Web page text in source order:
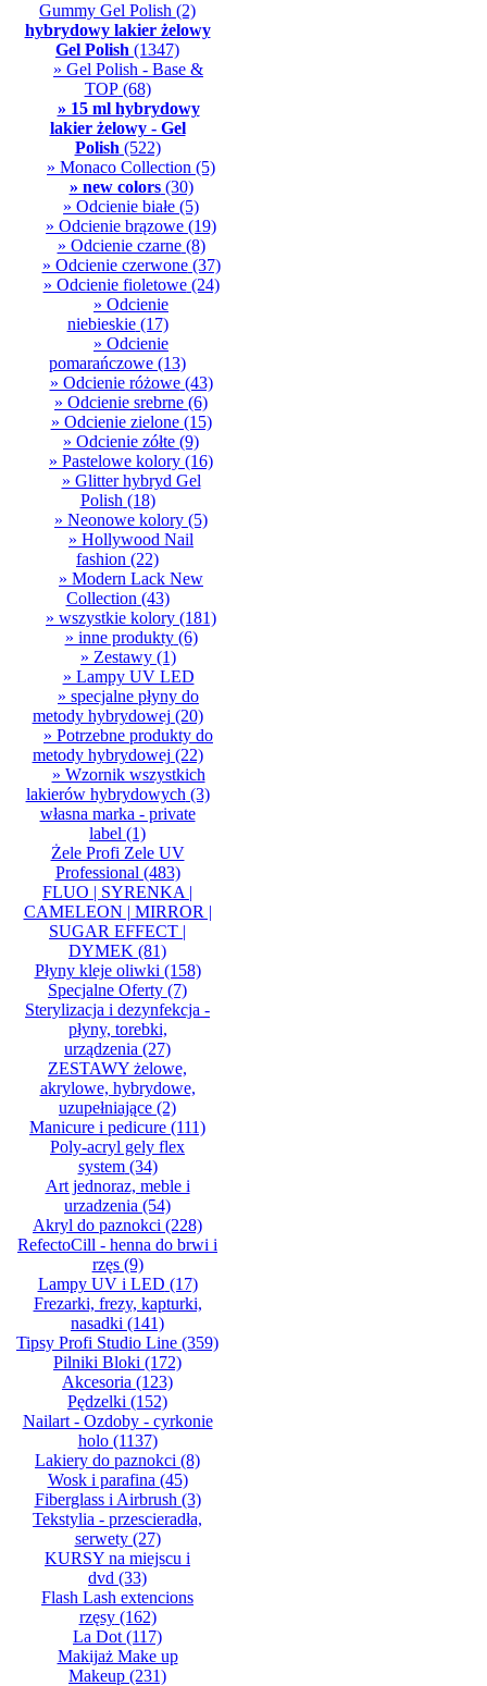
Gummy Gel Polish (2)
hybrydowy lakier żelowy
Gel Polish (1347)
» Gel Polish - Base &
TOP(68)
» 15 ml hybrydowy
lakier żelowy - Gel
Polish (522)
» Monaco Collection (5)
» new colors(30)
» Odcienie białe (5)
» Odcienie brązowe (19)
» Odcienie czarne(8)
» Odcienie czerwone(37)
» Odcienie fioletowe(24)
» Odcienie
niebieskie(17)
» Odcienie
pomarańczowe (13)
» Odcienie różowe(43)
» Odcienie srebrne (6)
» Odcienie zielone(15)
» Odcienie zółte (9)
» Pastelowe kolory (16)
» Glitter hybryd Gel
Polish (18)
» Neonowe kolory (5)
» Hollywood Nail
fashion (22)
» Modern Lack New
Collection (43)
» wszystkie kolory (181)
» inne produkty(6)
» Zestawy (1)
» Lampy UV LED
» specjalne płyny do
metody hybrydowej (20)
» Potrzebne produkty do
metody hybrydowej (22)
» Wzornik wszystkich
lakierów hybrydowych (3)
własna marka - private
label (1)
Żele Profi Zele UV
Professional (483)
FLUO | SYRENKA |
CAMELEON | MIRROR |
SUGAR EFFECT |
DYMEK (81)
Płyny kleje oliwki (158)
Specjalne Oferty (7)
Sterylizacja i dezynfekcja -
płyny, torebki,
urządzenia (27)
ZESTAWY żelowe,
akrylowe, hybrydowe,
uzupełniające (2)
Manicure i pedicure (111)
Poly-acryl gely flex
system(34)
Art jednoraz, meble i
urzadzenia (54)
Akryl do paznokci (228)
RefectoCill - henna do brwi i
rzęs(9)
Lampy UV i LED (17)
Frezarki, frezy, kapturki,
nasadki (141)
Tipsy Profi Studio Line (359)
Pilniki Bloki (172)
Akcesoria (123)
Pędzelki (152)
Nailart - Ozdoby - cyrkonie
holo(1137)
Lakiery do paznokci (8)
Wosk i parafina (45)
Fiberglass i Airbrush (3)
Tekstylia - przescieradła,
serwety(27)
KURSY na miejscu i
dvd (33)
Flash Lash extencions
rzęsy(162)
La Dot (117)
Makijaż Make up
Makeup (231)